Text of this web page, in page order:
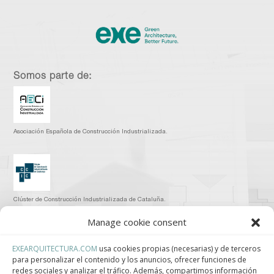
Manage cookie consent
EXEARQUITECTURA.COM usa cookies propias (necesarias) y de terceros
para personalizar el contenido y los anuncios, ofrecer funciones de
redes sociales y analizar el tráfico. Además, compartimos información
Somos parte de:
Asociación Española de Construcción Industrializada.
Clúster de Construcción Industrializada de Cataluña.
Centro de Innovación Tecnológica en Bioconstrucción y Paisajismo.